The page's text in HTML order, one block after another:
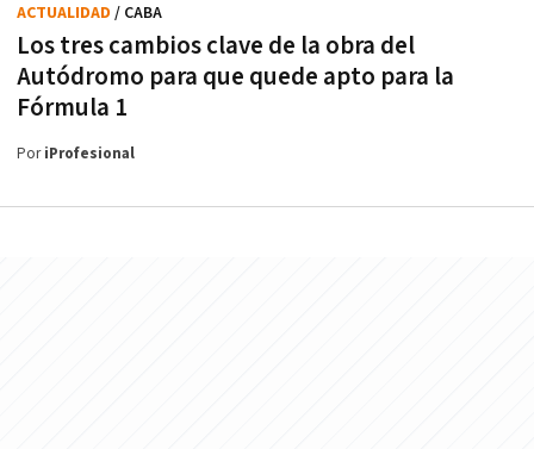
Los tres cambios clave de la obra del
Autódromo para que quede apto para la
Fórmula 1
ACTUALIDAD / CABA
PoriProfesional